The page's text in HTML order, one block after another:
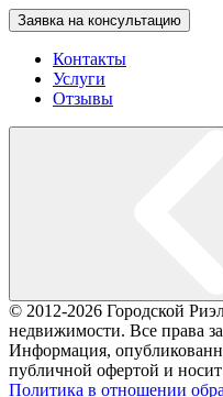
Заявка на консультацию
Контакты
Услуги
Отзывы
© 2012-2026 Городской
недвижимости. Все права
Информация,
публичной офертой и
Политика в отношении